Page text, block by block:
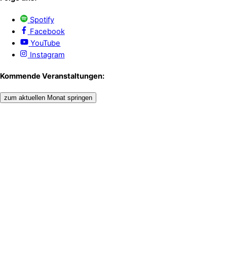
Spotify
Facebook
YouTube
Instagram
Kommende Veranstaltungen:
zum aktuellen Monat springen